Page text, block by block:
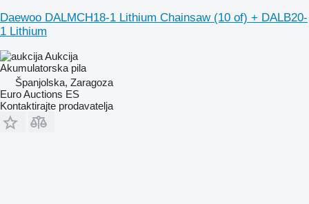
Daewoo DALMCH18-1 Lithium Chainsaw (10 of) + DALB20-
1 Lithium
Aukcija
Akumulatorska pila
Španjolska, Zaragoza
Euro Auctions ES
Kontaktirajte prodavatelja